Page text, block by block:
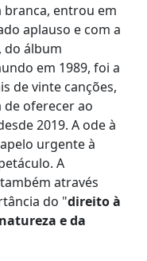
branca, entrou em
aplauso e com a
do álbum
em 1989, foi a
de vinte canções,
de oferecer ao
2019. A ode à
urgente à
A
através
do "direito à
e da